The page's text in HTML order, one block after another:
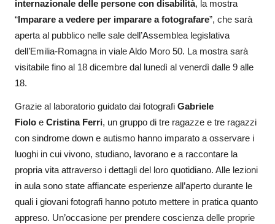
internazionale delle persone con disabilità, la mostra
“Imparare a vedere per imparare a fotografare”, che sarà
aperta al pubblico nelle sale dell’Assemblea legislativa
dell’Emilia-Romagna in viale Aldo Moro 50. La mostra sarà
visitabile fino al 18 dicembre dal lunedì al venerdì dalle 9 alle
18.
Grazie al laboratorio guidato dai fotografi Gabriele
Fiolo e Cristina Ferri, un gruppo di tre ragazze e tre ragazzi
con sindrome down e autismo hanno imparato a osservare i
luoghi in cui vivono, studiano, lavorano e a raccontare la
propria vita attraverso i dettagli del loro quotidiano. Alle lezioni
in aula sono state affiancate esperienze all’aperto durante le
quali i giovani fotografi hanno potuto mettere in pratica quanto
appreso. Un’occasione per prendere coscienza delle proprie